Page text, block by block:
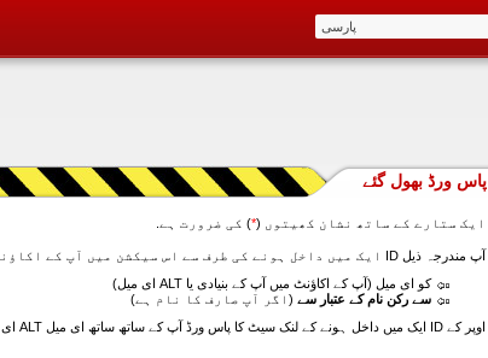
پاس ورڈ بھول گئے
ایک ستارے کے ساتھ نشان کھیتوں (*) کی ضرورت ہے.
آپ مندرجہ ذیل ID ایک میں داخل ہونے کی طرف سے اس سیکشن میں آپ کے اکاؤنٹ کا پاس ورڈ حاصل کر سکتے ہیں:
کو ای میل (آپ کے اکاؤنٹ میں آپ کے بنیادی یا ALT ای میل)
سے رکن نام کے عتبار سے (اگر آپ صارف کا نام ہے)
اوپر کے ID ایک میں داخل ہونے کے لنک سیٹ کا پاس ورڈ آپ کے ساتھ ساتھ ای میل ALT ای میل بھیج دیں گے.